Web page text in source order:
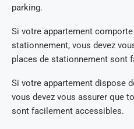
parking.
Si votre appartement
stationnement, vous devez
places de stationnement sont
Si votre appartement dispose
vous devez vous assurer que
sont facilement accessibles.